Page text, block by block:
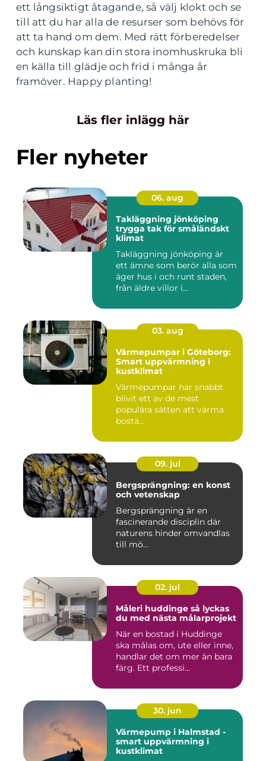
ett långsiktigt åtagande, så välj klokt och se
till att du har alla de resurser som behövs för
att ta hand om dem. Med rätt förberedelser
och kunskap kan din stora inomhuskruka bli
en källa till glädje och frid i många år
framöver. Happy planting!
Läs fler inlägg här
Fler nyheter
06. aug
Takläggning jönköping
trygga tak för småländskt
klimat
Takläggning jönköping är
ett ämne som berör alla som
äger hus i och runt staden,
från äldre villor i...
03. aug
Värmepumpar i Göteborg:
Smart uppvärmning i
kustklimat
Värmepumpar har snabbt
blivit ett av de mest
populära sätten att värma
bostä...
09. jul
Bergsprängning: en konst
och vetenskap
Bergsprängning är en
fascinerande disciplin där
naturens hinder omvandlas
till mö...
02. jul
Måleri huddinge så lyckas
du med nästa målarprojekt
När en bostad i Huddinge
ska målas om, ute eller inne,
handlar det om mer än bara
färg. Ett professi...
30. jun
Värmepump i Halmstad -
smart uppvärmning i
kustklimat